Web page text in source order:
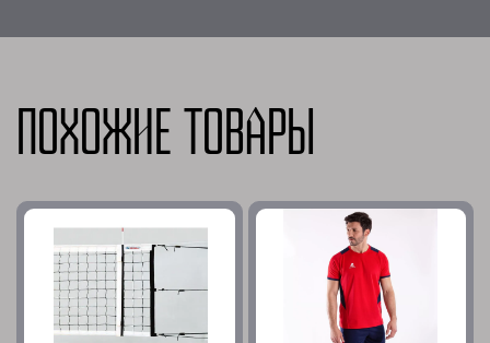
Похожие товары